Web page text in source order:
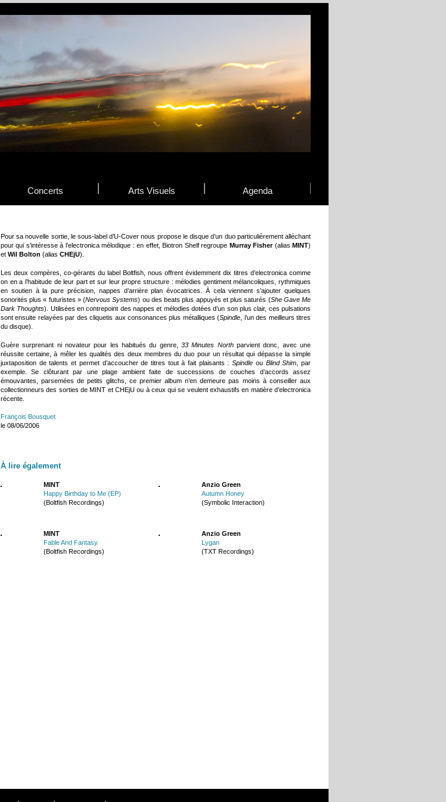
Concerts Arts Visuels Agenda
Pour sa nouvelle sortie, le sous-label d’U-Cover nous propose le disque d’un duo particulièrement alléchant
pour qui s’intéresse à l’electronica mélodique : en effet, Biotron Shelf regroupe Murray Fisher(aliasMINT)
et Wil Bolton (alias CHEjU).
Les deux compères, co-gérants du label Boltfish, nous offrent évidemment dix titres d’electronica comme
on en a l’habitude de leur part et sur leur propre structure : mélodies gentiment mélancoliques, rythmiques
en soutien à la pure précision, nappes d’arrière plan évocatrices. À cela viennent s’ajouter quelques
sonorités plus « futuristes » (Nervous Systems) ou des beats plus appuyés et plus saturés (She Gave Me
Dark Thoughts). Utilisées en contrepoint des nappes et mélodies dotées d’un son plus clair, ces pulsations
sont ensuite relayées par des cliquetis aux consonances plus métalliques (Spindle , l’un des meilleurs titres
du disque).
Guère surprenant ni novateur pour les habitués du genre, 33 Minutes Northparvient donc, avec une
réussite certaine, à mêler les qualités des deux membres du duo pour un résultat qui dépasse la simple
juxtaposition de talents et permet d’accoucher de titres tout à fait plaisants :Spindle ou Blind Shim , par
exemple. Se clôturant par une plage ambient faite de successions de couches d’accords assez
émouvantes, parsemées de petits glitchs, ce premier album n’en demeure pas moins à conseiller aux
collectionneurs des sorties de MINT et CHEjU ou à ceux qui se veulent exhaustifs en matière d’electronica
récente.
François Bousquet
le 08/06/2006
À lire également
MINT
Happy Birthday to Me (EP)
(Boltfish Recordings)
Anzio Green
Autumn Honey
(Symbolic Interaction)
MINT
Fable And Fantasy
(Boltfish Recordings)
Anzio Green
Lygan
(TXT Recordings)